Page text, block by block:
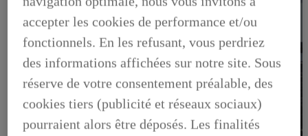
accepter les cookies de performance et/ou
fonctionnels. En les refusant, vous perdriez
des informations affichées sur notre site. Sous
réserve de votre consentement préalable, des
cookies tiers (publicité et réseaux sociaux)
pourraient alors être déposés. Les finalités